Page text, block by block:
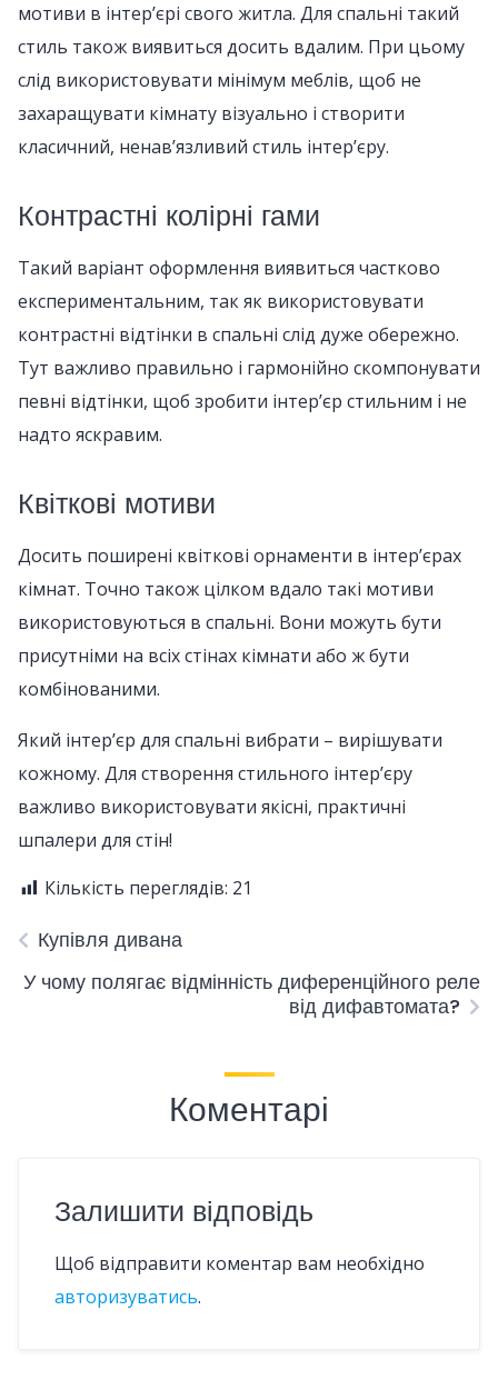
мотиви в інтер’єрі свого житла. Для спальні такий
стиль також виявиться досить вдалим. При цьому
слід використовувати мінімум меблів, щоб не
захаращувати кімнату візуально і створити
класичний, ненав’язливий стиль інтер’єру.
Контрастні колірні гами
Такий варіант оформлення виявиться частково
експериментальним, так як використовувати
контрастні відтінки в спальні слід дуже обережно.
Тут важливо правильно і гармонійно скомпонувати
певні відтінки, щоб зробити інтер’єр стильним і не
надто яскравим.
Квіткові мотиви
Досить поширені квіткові орнаменти в інтер’єрах
кімнат. Точно також цілком вдало такі мотиви
використовуються в спальні. Вони можуть бути
присутніми на всіх стінах кімнати або ж бути
комбінованими.
Який інтер’єр для спальні вибрати – вирішувати
кожному. Для створення стильного інтер’єру
важливо використовувати якісні, практичні
шпалери для стін!
Кількість переглядів: 21
Купівля дивана
У чому полягає відмінність диференційного реле
від дифавтомата?
Коментарі
Залишити відповідь
Щоб відправити коментар вам необхідно
авторизуватись.